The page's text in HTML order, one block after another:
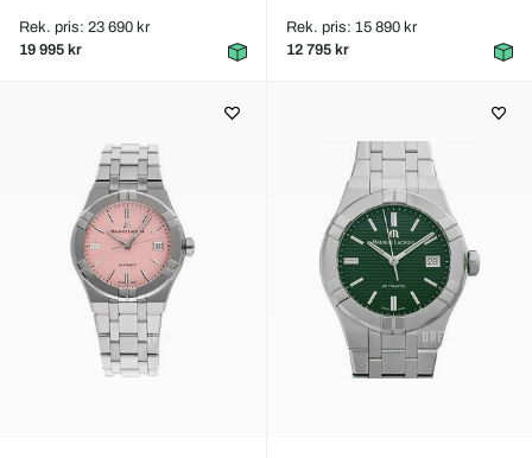
Rek. pris: 23 690 kr
19 995 kr
Rek. pris: 15 890 kr
12 795 kr